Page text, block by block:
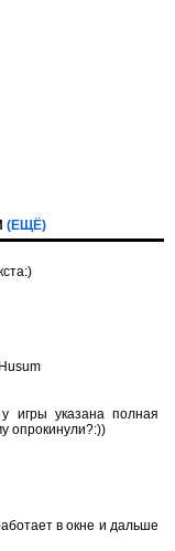
(ЕЩЁ)
указана полная
опрокинули?:))
в окне и дальше